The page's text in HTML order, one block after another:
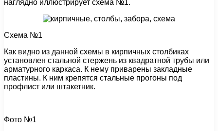
наглядно иллюстрирует схема №1.
Схема №1
Как видно из данной схемы в кирпичных столбиках
установлен стальной стержень из квадратной трубы или
арматурного каркаса. К нему приварены закладные
пластины. К ним крепятся стальные прогоны под
профлист или штакетник.
Фото №1